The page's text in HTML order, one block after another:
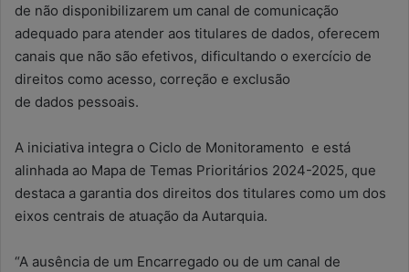
de não disponibilizarem um canal de comunicação
adequado para atender aos titulares de dados, oferecem
canais que não são efetivos, dificultando o exercício de
direitos como acesso, correção e exclusão
de dados pessoais.
A iniciativa integra o Ciclo de Monitoramento e está
alinhada ao Mapa de Temas Prioritários 2024-2025, que
destaca a garantia dos direitos dos titulares como um dos
eixos centrais de atuação da Autarquia.
“A ausência de um Encarregado ou de um canal de